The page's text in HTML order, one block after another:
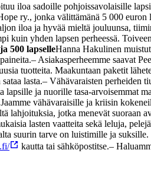
iloa sadoille pohjoissavolaisille
ry., jonka välittämänä 5 000
iloa ja hyvää mieltä jouluunsa,
kuin yhden lapsen perheessä.
500 lapselleHanna Hakulinen
– Asiakasperheemme saavat
tuotteita. Maakuntaan paketit
lasta.– Vähävaraisten perheiden
lapsille ja nuorille tasa-arvoisemmat
vähävaraisille ja kriisin
lahjoituksia, jotka menevät suoraan
lasten vaatteita sekä leluja,
suurin tarve on luistimille ja
kautta tai sähköpostitse.–